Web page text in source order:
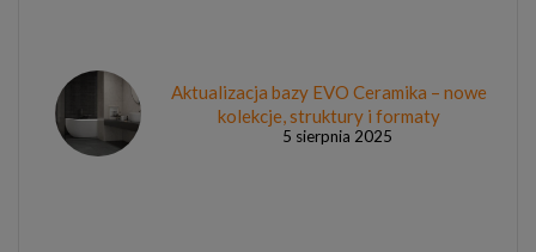
Aktualizacja bazy EVO Ceramika – nowe
kolekcje, struktury i formaty
5 sierpnia 2025